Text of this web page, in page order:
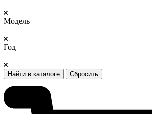
Модель
Год
Найти в каталоге Сбросить